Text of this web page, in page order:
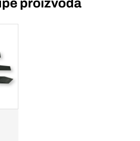
proizvoda